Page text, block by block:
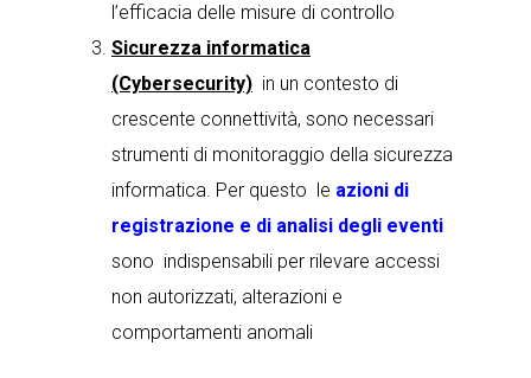
l’efficacia delle misure di controllo
Sicurezza informatica
(Cybersecurity) in un contesto di
crescente connettività, sono necessari
strumenti di monitoraggio della sicurezza
informatica. Per questo le azioni di
registrazione e di analisi degli eventi
sono indispensabili per rilevare accessi
non autorizzati, alterazioni e
comportamenti anomali